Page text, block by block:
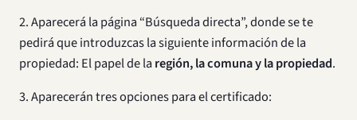
2. Aparecerá la página “Búsqueda directa”, donde se te
pedirá que introduzcas la siguiente información de la
propiedad: El papel de la región, la comuna y la propiedad.
3. Aparecerán tres opciones para el certificado: